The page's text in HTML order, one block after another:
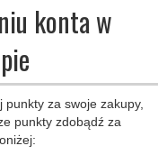
konta w
punkty za swoje zakupy,
punkty zdobądź za